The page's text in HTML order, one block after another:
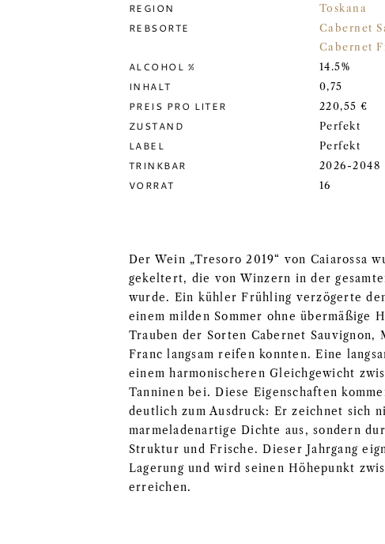
REGION Toskana
REBSORTE Cabernet
Cabernet
ALCOHOL % 14.5%
INHALT 0,75
PREIS PRO LITER 220,55 €
ZUSTAND Perfekt
LABEL Perfekt
TRINKBAR 2026-2048
VORRAT 16
Der Wein „Tresoro 2019“ von Caiarossa
gekeltert, die von Winzern in der
wurde. Ein kühler Frühling verzögerte
einem milden Sommer ohne übermäßige
Trauben der Sorten Cabernet Sauvignon,
Franc langsam reifen konnten. Eine
einem harmonischeren Gleichgewicht
Tanninen bei. Diese Eigenschaften
deutlich zum Ausdruck: Er zeichnet sich
marmeladenartige Dichte aus, sondern
Struktur und Frische. Dieser Jahrgang
Lagerung und wird seinen Höhepunkt
erreichen.